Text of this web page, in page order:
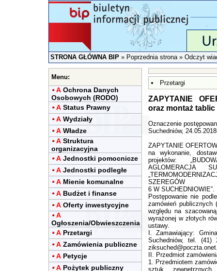
STRONA GŁÓWNA BIP»Poprzednia strona» Odczyt
Menu:
A Ochrona Danych
Osobowych (RODO)
A Status Prawny
A Wydziały
A Władze
A Struktura
organizacyjna
A Jednostki pomocnicze
A Jednostki podległe
A Mienie komunalne
A Budżet i finanse
A Oferty inwestycyjne
A
Ogłoszenia/Obwieszczenia
A Przetargi
A Zamówienia publiczne
A Petycje
A Pożytek publiczny
Przetargi
ZAPYTANIE
oraz montaż
Oznaczenie
Suchedniów,
ZAPYTANIE
na wykonanie,
projektów:
AGLOMERACJA
SZEREGÓW
6 W SUCHEDNIOWIE”.
Postępowanie nie
zamówień
względu na
wyrażonej w złotych
ustawy.
I. Zamawiający:
Suchedniów, tel.
II. Przedmiot
1. Przedmiotem
sztuk